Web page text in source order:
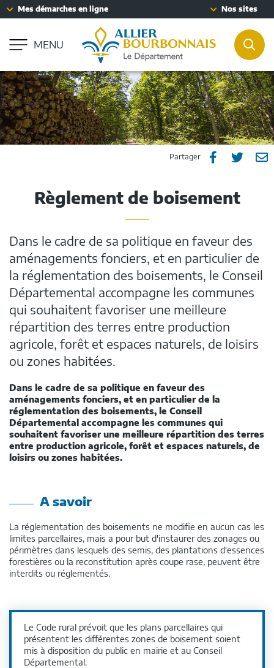
Aller à la recherche
Accessibilité : partiellement conforme
Mes démarches en ligne Nos sites
MENU
Partager Partager
Facebook
 
Règlement de boisement
Dans le cadre de sa politique en faveur des
aménagements fonciers, et en particulier de
la réglementation des boisements, le Conseil
Départemental accompagne les communes
qui souhaitent favoriser une meilleure
répartition des terres entre production
agricole, forêt et espaces naturels, de loisirs
ou zones habitées.
Dans le cadre de sa politique en faveur des
aménagements fonciers, et en particulier de la
réglementation des boisements, le Conseil
Départemental accompagne les communes qui
souhaitent favoriser une meilleure répartition des terres
entre production agricole, forêt et espaces naturels, de
loisirs ou zones habitées.
A savoir
La réglementation des boisements ne modifie en aucun cas les
limites parcellaires, mais a pour but d'instaurer des zonages ou
périmètres dans lesquels des semis, des plantations d'essences
forestières ou la reconstitution après coupe rase, peuvent être
interdits ou réglementés.
Le Code rural prévoit que les plans parcellaires qui
présentent les différentes zones de boisement soient
mis à disposition du public en mairie et au Conseil
Départemental.
Fenêtre
chat